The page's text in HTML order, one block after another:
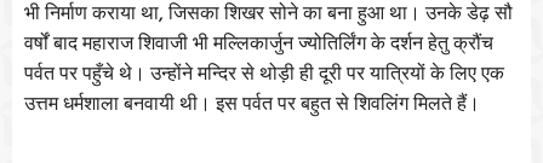
भी निर्माण कराया था,जिसका शिखर सोने का बना हुआ था। उनके डेढ़ सौ
वर्षों बाद महाराज शिवाजी भी मल्लिकार्जुन ज्योतिर्लिंग के दर्शन हेतु क्रौंच
पर्वत पर पहुँचे थे। उन्होंने मन्दिर से थोड़ी ही दूरी पर यात्रियों के लिए एक
उत्तम धर्मशाला बनवायी थी। इस पर्वत पर बहुत से शिवलिंग मिलते हैं।